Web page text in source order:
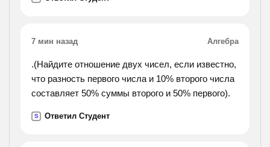
7 мин назад Алгебра
.(Найдите отношение двух чисел, если известно,
что разность первого числа и 10% второго числа
составляет 50% суммы второго и 50% первого).
S Ответил Студент